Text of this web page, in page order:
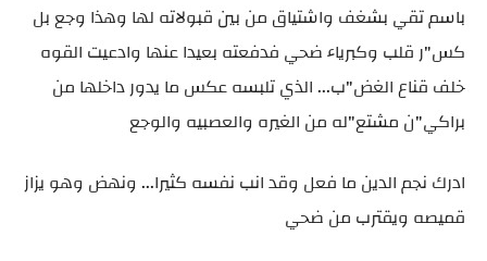
باسم تقي بشغف واشتياق من بين قبولاته لها وهذا وجع بل
كس"ر قلب وكبرياء ضحي فدفعته بعيدا عنها وادعيت القوه
خلف قناع الغض"ب... الذي تلبسه عكس ما يدور داخلها من
براكي"ن مشتع"له من الغيره والعصبيه والوجع
ادرك نجم الدين ما فعل وقد انب نفسه كثيرا... ونهض وهو يزاز
قميصه ويقترب من ضحي